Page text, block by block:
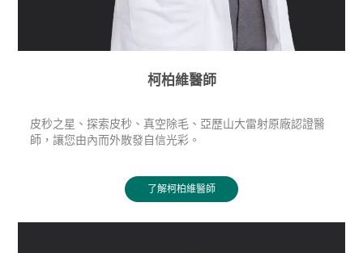
柯柏維醫師
皮秒之星、探索皮秒、真空除毛、亞歷山大雷射原廠認證醫
師，讓您由內而外散發自信光彩。
了解柯柏維醫師